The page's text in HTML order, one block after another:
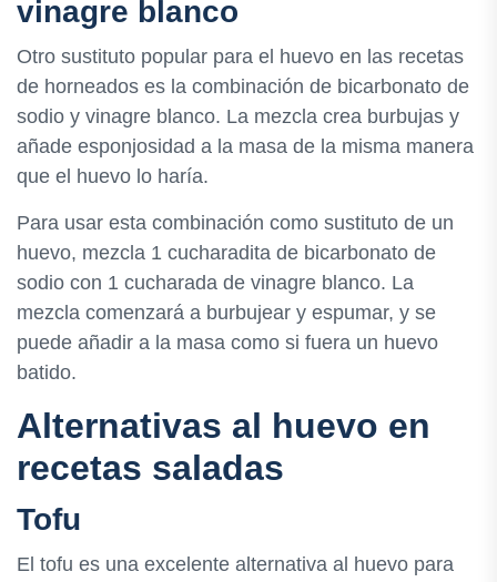
vinagre blanco
Otro sustituto popular para el huevo en las recetas
de horneados es la combinación de bicarbonato de
sodio y vinagre blanco. La mezcla crea burbujas y
añade esponjosidad a la masa de la misma manera
que el huevo lo haría.
Para usar esta combinación como sustituto de un
huevo, mezcla 1 cucharadita de bicarbonato de
sodio con 1 cucharada de vinagre blanco. La
mezcla comenzará a burbujear y espumar, y se
puede añadir a la masa como si fuera un huevo
batido.
Alternativas al huevo en
recetas saladas
Tofu
El tofu es una excelente alternativa al huevo para